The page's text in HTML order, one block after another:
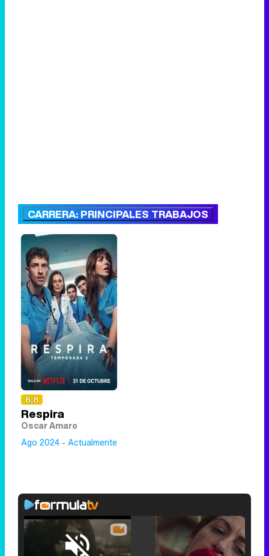
CARRERA: PRINCIPALES TRABAJOS
6,8
Respira
Oscar Amaro
Ago 2024 - Actualmente
Loaded :